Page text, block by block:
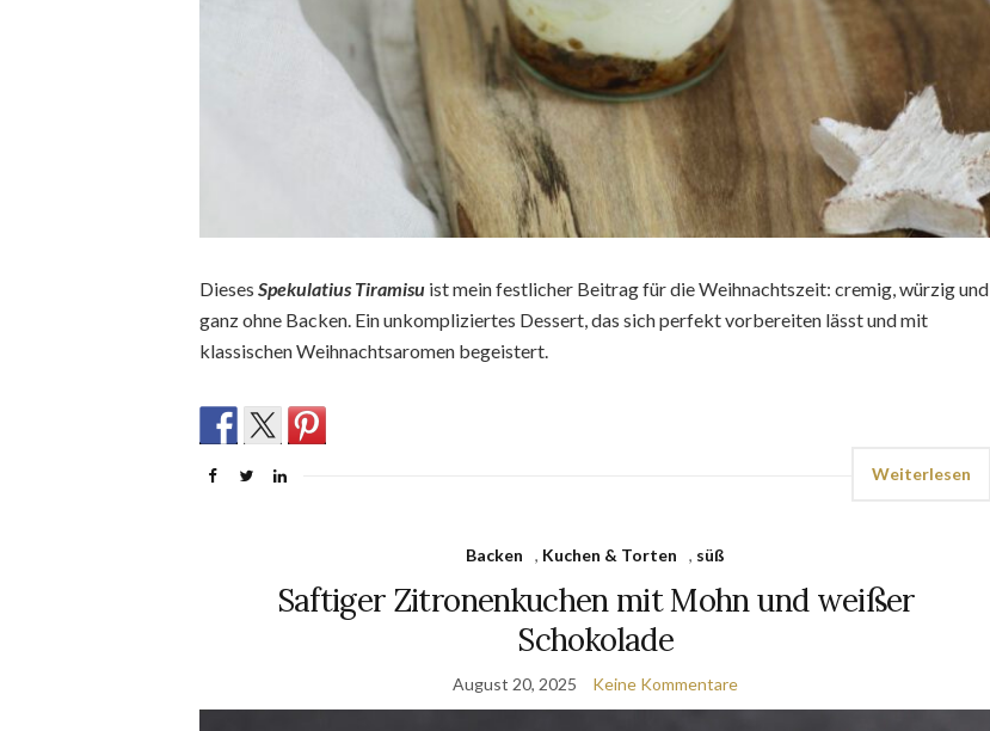
Dieses Spekulatius Tiramisu ist mein festlicher Beitrag für die Weihnachtszeit: cremig, würzig und
ganz ohne Backen. Ein unkompliziertes Dessert, das sich perfekt vorbereiten lässt und mit
klassischen Weihnachtsaromen begeistert.
Weiterlesen
Backen , Kuchen & Torten , süß
Saftiger Zitronenkuchen mit Mohn und weißer
Schokolade
August 20, 2025 Keine Kommentare